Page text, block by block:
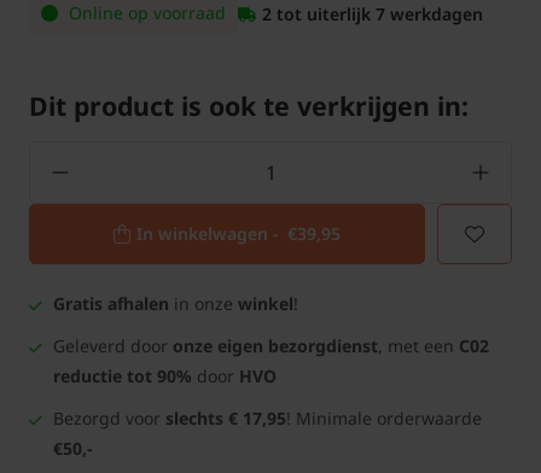
Online op voorraad
2 tot uiterlijk 7 werkdagen
Dit product is ook te verkrijgen in:
In winkelwagen - €39,95
Gratis afhalen in onze winkel!
Geleverd door onze eigen bezorgdienst, met een C02
reductie tot 90% door HVO
Bezorgd voor slechts € 17,95! Minimale orderwaarde
€50,-